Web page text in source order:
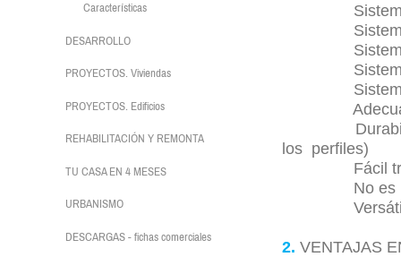
Sistema
Sistema
Sistema
Sistema
Sistema
Adecuación
Durabilidad
los perfiles)
Fácil
No es
Versátil a
2. VENTAJAS
Características
DESARROLLO
PROYECTOS. Viviendas
PROYECTOS. Edificios
REHABILITACIÓN Y REMONTA
TU CASA EN 4 MESES
URBANISMO
DESCARGAS - fichas comerciales